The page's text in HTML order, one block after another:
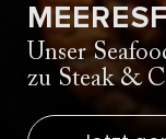
Unser
zu Steak &